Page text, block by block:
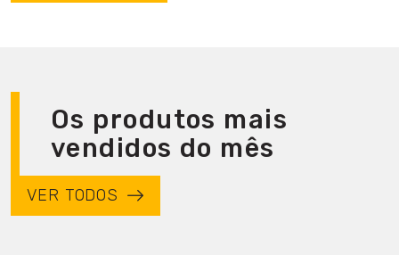
Os produtos mais
vendidos do mês
VER TODOS